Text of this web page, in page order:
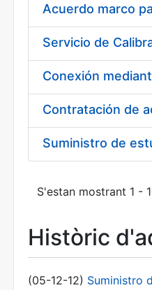
Acuerdo marco
Suministro de
S'estan mostrant 1 -
Històric
(05-12-12) Suministro